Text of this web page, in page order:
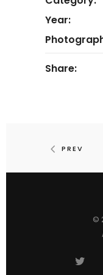
Year:
Share:
PREV
©